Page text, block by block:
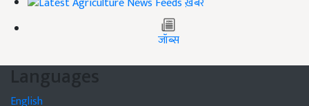
जॉब्स
Languages
English